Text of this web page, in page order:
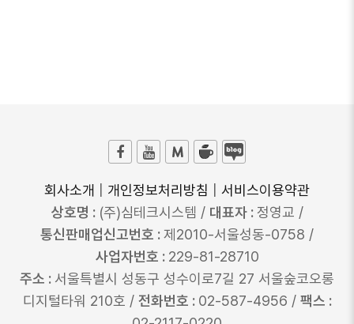
회사소개 개인정보처리방침
서비스이용약관
상호명 : (주)심테크시스템 / 대표자 :정영교 /
통신판매업신고번호 :제2010-서울성동-0758 /
사업자번호 : 229-81-28710
주소 : 서울특별시 성동구 성수이로7길 27 서울숲코오롱
디지털타워 210호 / 전화번호 : 02-587-4956 / 팩스 :